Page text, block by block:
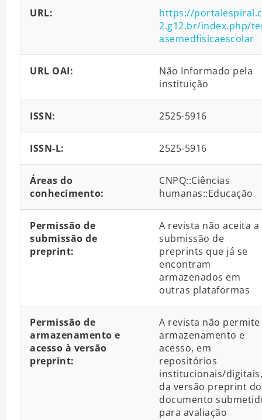
URL:
https://
2.g12.br/index.php/
asemedfisicaescolar
URL OAI:
Não Informado pela
instituição
ISSN: 2525-5916
ISSN-L: 2525-5916
Áreas do
conhecimento:
CNPQ::Ciências
humanas::Educação
Permissão de
submissão de
preprint:
A revista não aceita a
submissão de
preprints que já se
encontram
armazenados em
outras plataformas
Permissão de
armazenamento e
acesso à versão
preprint:
A revista não
armazenamento e
acesso, em
repositórios
institucionais/digitais,
da versão preprint do
documento
para avaliação